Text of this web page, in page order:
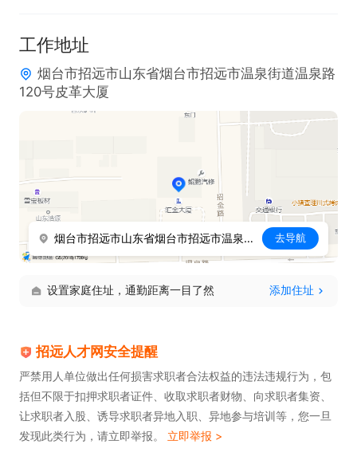
工作地址
烟台市招远市山东省烟台市招远市温泉街道温泉路
120号皮革大厦
烟台市招远市山东省烟台市招远市温泉街道温泉路120号皮革大厦 去导航
设置家庭住址，通勤距离一目了然 添加住址
招远人才网安全提醒
严禁用人单位做出任何损害求职者合法权益的违法违规行为，包
括但不限于扣押求职者证件、收取求职者财物、向求职者集资、
让求职者入股、诱导求职者异地入职、异地参与培训等，您一旦
发现此类行为，请立即举报。 立即举报 >